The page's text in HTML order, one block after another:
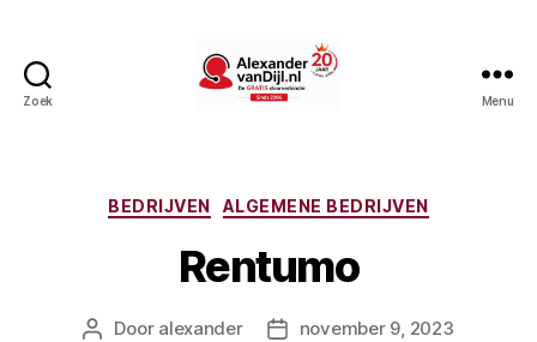
Zoek Menu
Categorieën
BEDRIJVEN ALGEMENE BEDRIJVEN
Rentumo
Berichtauteur
Door alexander Berichtdatum
november 9, 2023